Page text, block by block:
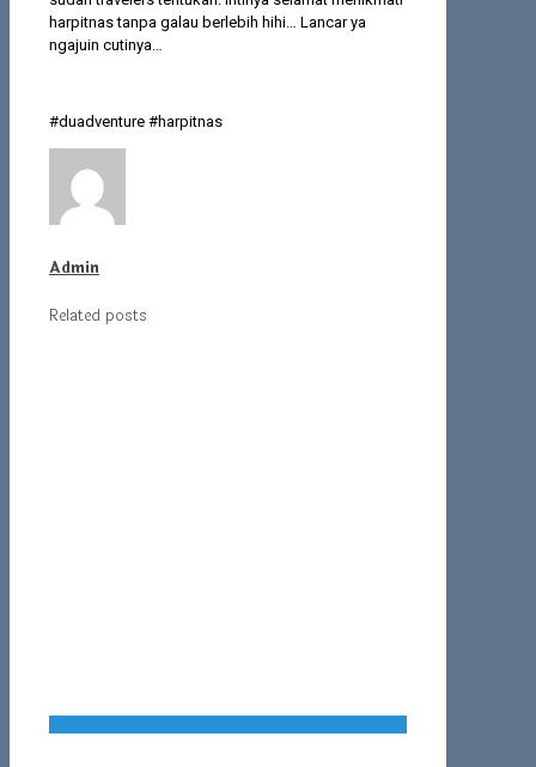
harpitnas tanpa galau berlebih hihi… Lancar ya
ngajuin cutinya…
#duadventure #harpitnas
Admin
Related posts